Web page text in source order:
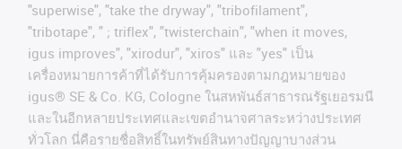
"superwise", "take the dryway", "tribofilament",
"tribotape", " ; triflex", "twisterchain", "when it moves,
igus improves", "xirodur", "xiros" และ "yes" เป็น
เครื่องหมายการค้าที่ได้รับการคุ้มครองตามกฎหมายของ
igus® SE & Co. KG, Cologne ในสหพันธ์สาธารณรัฐเยอรมนี
และในอีกหลายประเทศและเขตอํานาจศาลระหว่างประเทศ
ทั่วโลก นี่คือรายชื่อสิทธิ์ในทรัพย์สินทางปัญญาบางส่วน